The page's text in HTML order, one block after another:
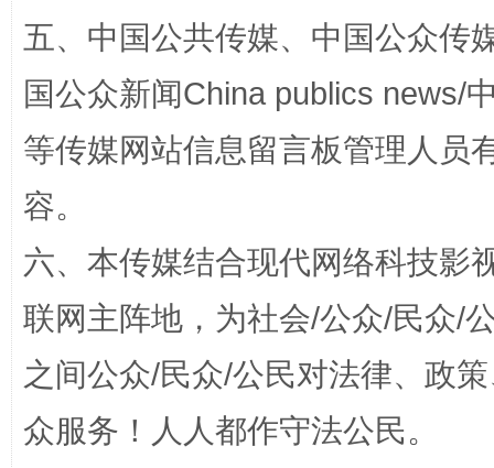
招工难、用工荒背后
五、中国公共传媒、中国公众传
国公众新闻China publics news/
等传媒网站信息留言板管理人员
容。
六、本传媒结合现代网络科技影
联网主阵地，为社会/公众/民众/
之间公众/民众/公民对法律、政
众服务！人人都作守法公民。